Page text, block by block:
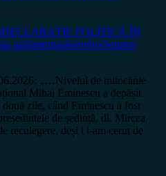
DECLARAȚIE POLITICĂ ÎN
parlamentarăortodoxSenator
„…Nivelul de mitocănie
Mihai Eminescu a depășit
zile, când Eminescu a fost
de ședință, dl. Mircea
reculegere, deși i l-am cerut de